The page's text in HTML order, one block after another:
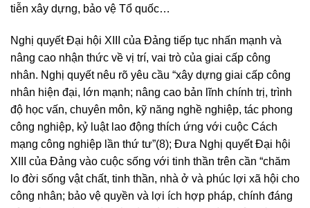
tiễn xây dựng, bảo vệ Tổ quốc…
Nghị quyết Đại hội XIII của Đảng tiếp tục nhấn mạnh và
nâng cao nhận thức về vị trí, vai trò của giai cấp công
nhân. Nghị quyết nêu rõ yêu cầu “xây dựng giai cấp công
nhân hiện đại, lớn mạnh; nâng cao bản lĩnh chính trị, trình
độ học vấn, chuyên môn, kỹ năng nghề nghiệp, tác phong
công nghiệp, kỷ luật lao động thích ứng với cuộc Cách
mạng công nghiệp lần thứ tư”(8); Đưa Nghị quyết Đại hội
XIII của Đảng vào cuộc sống với tinh thần trên cần “chăm
lo đời sống vật chất, tinh thần, nhà ở và phúc lợi xã hội cho
công nhân; bảo vệ quyền và lợi ích hợp pháp, chính đáng